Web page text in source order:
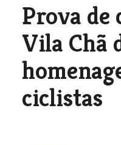
Prova de
Vila Chã
ciclistas